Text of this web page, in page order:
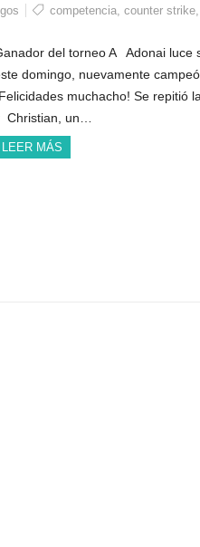
competencia, counter strike,
del torneo A Adonai luce
domingo, nuevamente
muchacho! Se repitió
Christian, un…
LEER MÁS